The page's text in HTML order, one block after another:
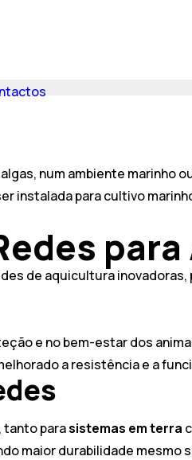
de aquicultura
e no bem-estar dos
a resistência e a
tanto parasistemas em terra
maior durabilidade